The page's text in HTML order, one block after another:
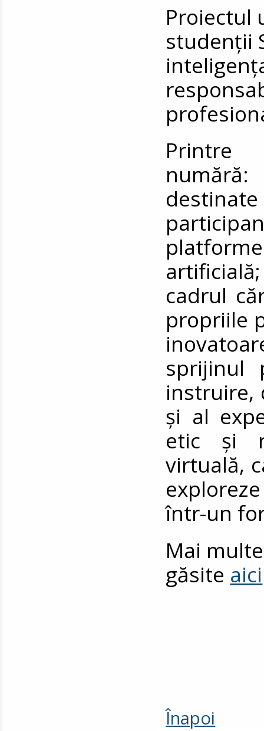
Proiectul
studenții
Printre
cadrul
propriile
sprijinul
instruire,
și al
etic și
virtuală,
într-un
Mai
găsite aici
Înapoi